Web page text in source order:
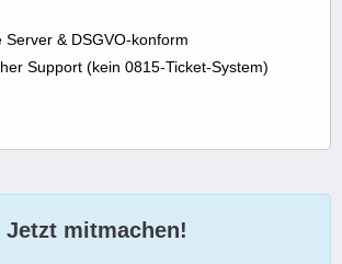
& DSGVO-konform
Support (kein 0815-Ticket-System)
Jetzt mitmachen!